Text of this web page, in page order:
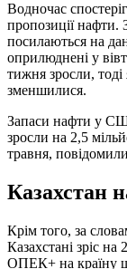
Водночас
пропозиції нафти.
посилаються на
оприлюднені у
тижня зросли, тоді
зменшилися.
Запаси нафти у
зросли на 2,5
травня,
Казахстан
Крім того, за
Казахстані зріс
ОПЕК+ на країну